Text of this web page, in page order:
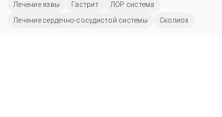
Лечение язвы
Гастрит
ЛОР система
Лечение сердечно-сосудистой системы
Сколиоз